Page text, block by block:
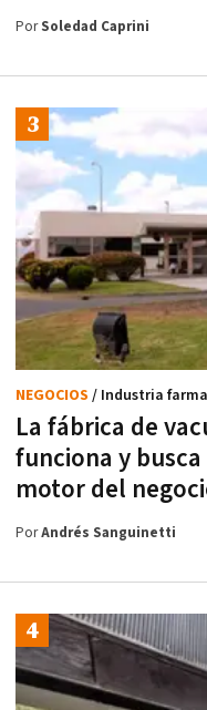
PorSoledad Caprini
La fábrica de
funciona y
motor del
NEGOCIOS / Industria
PorAndrés Sanguinetti